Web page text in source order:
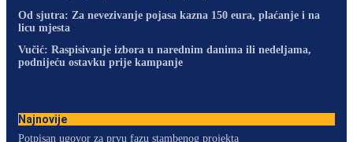
Od sjutra: Za nevezivanje pojasa kazna 150 eura, plaćanje i na
licu mjesta
Vučić: Raspisivanje izbora u narednim danima ili nedeljama,
podnijeću ostavku prije kampanje
Najnovije
Potpisan ugovor za prvu fazu stambenog projekta